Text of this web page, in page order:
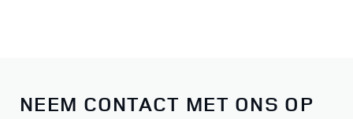
NEEM CONTACT MET ONS OP